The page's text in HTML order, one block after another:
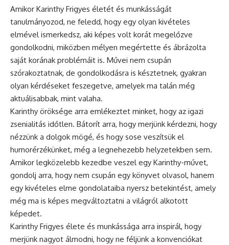
Amikor Karinthy Frigyes életét és munkásságát
tanulmányozod, ne feledd, hogy egy olyan kivételes
elmével ismerkedsz, aki képes volt korát megelőzve
gondolkodni, miközben mélyen megértette és ábrázolta
saját korának problémáit is. Művei nem csupán
szórakoztatnak, de gondolkodásra is késztetnek, gyakran
olyan kérdéseket feszegetve, amelyek ma talán még
aktuálisabbak, mint valaha.
Karinthy öröksége arra emlékeztet minket, hogy az igazi
zsenialitás időtlen. Bátorít arra, hogy merjünk kérdezni, hogy
nézzünk a dolgok mögé, és hogy sose veszítsük el
humorérzékünket, még a legnehezebb helyzetekben sem.
Amikor legközelebb kezedbe veszel egy Karinthy-művet,
gondolj arra, hogy nem csupán egy könyvet olvasol, hanem
egy kivételes elme gondolataiba nyersz betekintést, amely
még ma is képes megváltoztatni a világról alkotott
képedet.
Karinthy Frigyes élete és munkássága arra inspirál, hogy
merjünk nagyot álmodni, hogy ne féljünk a konvenciókat